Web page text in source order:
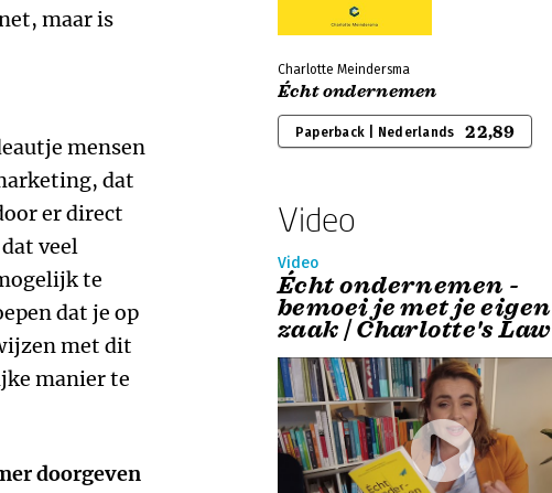
maar is
mensen
dat
er direct
veel
te
dat je op
met dit
manier te
doorgeven
Charlotte Meindersma
Écht ondernemen
Paperback | Nederlands 22,89
Video
Video
Écht ondernemen -
bemoei je met je eigen
zaak | Charlotte's Law